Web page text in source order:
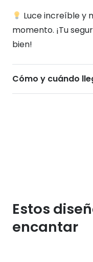
Luce increíble y
momento. ¡Tu
bien!
Cómo y cuándo
Estos
encantar